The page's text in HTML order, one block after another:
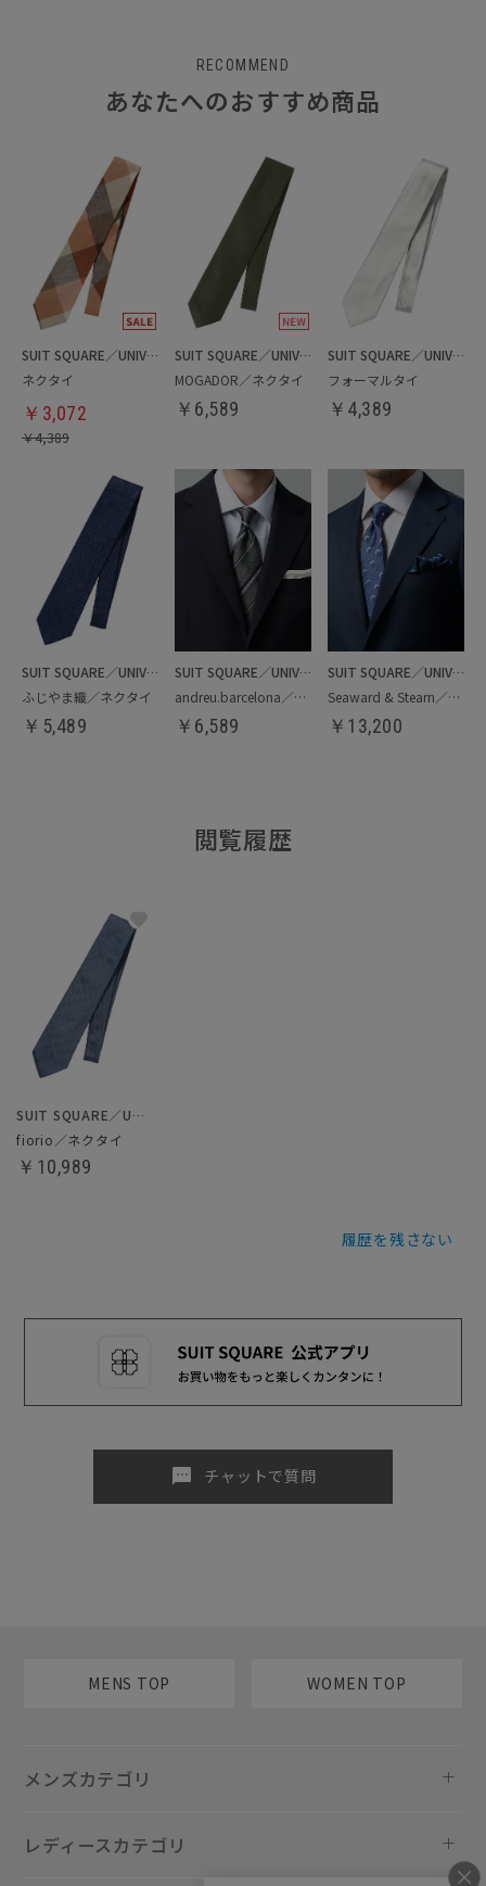
RECOMMEND
あなたへのおすすめ商品
SUIT SQUARE／UNIVERSAL LANGUAGE
ネクタイ
￥ 3,072
￥4,389
SUIT SQUARE／UNIVERSAL LANGUAGE
MOGADOR／ネクタイ
￥ 6,589
SUIT SQUARE／UNIVERSAL LANGUAGE
フォーマルタイ
￥ 4,389
SUIT SQUARE／UNIVERSAL LANGUAGE
ふじやま織／ネクタイ
￥ 5,489
SUIT SQUARE／UNIVERSAL LANGUAGE
andreu.barcelona／ネクタイ
￥ 6,589
SUIT SQUARE／UNIVERSAL LANGUAGE
Seaward & Stearn／ネクタイ
￥ 13,200
閲覧履歴
SUIT SQUARE／UNIVERSAL LANGUAGE
fiorio／ネクタイ
￥10,989
履歴を残さない
sms チャットで質問
MENS TOP WOMEN TOP
メンズカテゴリ
レディースカテゴリ